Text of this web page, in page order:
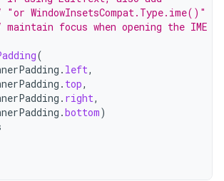
WindowInsetsCompat.Type.ime()" to
focus when opening the IME
(
. left,
. top,
. right,
.bottom)